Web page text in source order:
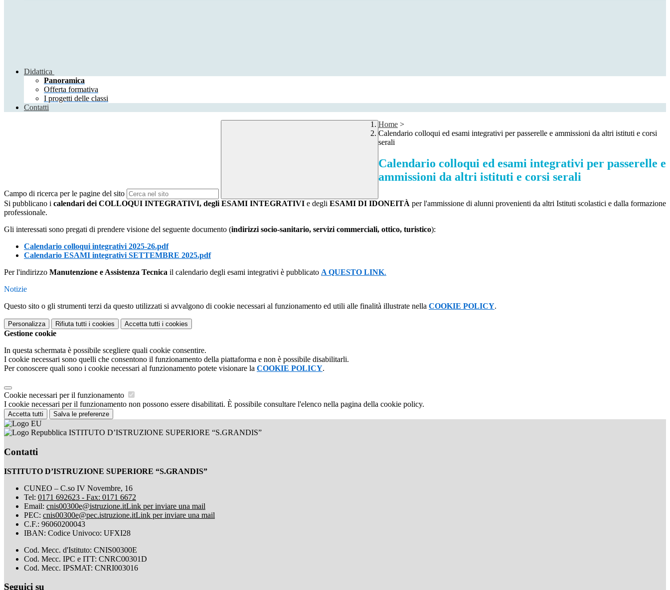
Didattica
Panoramica
Offerta formativa
I progetti delle classi
Contatti
Campo di ricerca per le pagine del sito
Home >
Calendario colloqui ed esami integrativi per passerelle e ammissioni da altri istituti e corsi
serali
Calendario colloqui ed esami integrativi per passerelle e
ammissioni da altri istituti e corsi serali
Si pubblicano i calendari dei COLLOQUI INTEGRATIVI, degli ESAMI INTEGRATIVI e degli ESAMI DI IDONEITÀ per l'ammissione di alunni provenienti da altri Istituti scolastici e dalla formazione
professionale.
Gli interessati sono pregati di prendere visione del seguente documento (indirizzi socio-sanitario, servizi commerciali, ottico, turistico):
Calendario colloqui integrativi 2025-26.pdf
Calendario ESAMI integrativi SETTEMBRE 2025.pdf
Per l'indirizzo Manutenzione e Assistenza Tecnica il calendario degli esami integrativi è pubblicato A QUESTO LINK.
Notizie
Questo sito o gli strumenti terzi da questo utilizzati si avvalgono di cookie necessari al funzionamento ed utili alle finalità illustrate nella COOKIE POLICY.
Personalizza Rifiuta tutti i cookies Accetta tutti i cookies
Gestione cookie
In questa schermata è possibile scegliere quali cookie consentire.
I cookie necessari sono quelli che consentono il funzionamento della piattaforma e non è possibile disabilitarli.
Per conoscere quali sono i cookie necessari al funzionamento potete visionare la COOKIE POLICY.
Cookie necessari per il funzionamento
I cookie necessari per il funzionamento non possono essere disabilitati. È possibile consultare l'elenco nella pagina della cookie policy.
Accetta tutti Salva le preferenze
ISTITUTO D’ISTRUZIONE SUPERIORE “S.GRANDIS”
Contatti
ISTITUTO D’ISTRUZIONE SUPERIORE “S.GRANDIS”
CUNEO – C.so IV Novembre, 16
Tel: 0171 692623 - Fax: 0171 6672
Email: cnis00300e@istruzione.itLink per inviare una mail
PEC: cnis00300e@pec.istruzione.itLink per inviare una mail
C.F.: 96060200043
IBAN: Codice Univoco: UFXI28
Cod. Mecc. d'Istituto: CNIS00300E
Cod. Mecc. IPC e ITT: CNRC00301D
Cod. Mecc. IPSMAT: CNRI003016
Seguici su